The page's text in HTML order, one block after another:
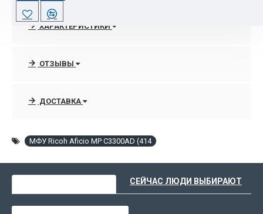
многофункциональные устройства формата A3
(копировальный аппарат + сетевой принтер и
Скорость копирования и печати составляет 33
ХАРАКТЕРИСТИКИ
ОТЗЫВЫ
ДОСТАВКА
МФУ Ricoh Aficio MP C3300AD (414
СЕЙЧАС ЛЮДИ ВЫБИРАЮТ